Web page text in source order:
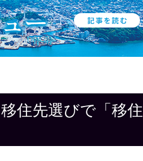
住先選びで「移住